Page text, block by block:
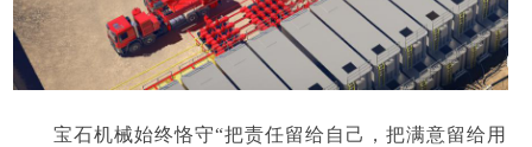
宝石机械始终恪守“把责任留给自己，把满意留给用